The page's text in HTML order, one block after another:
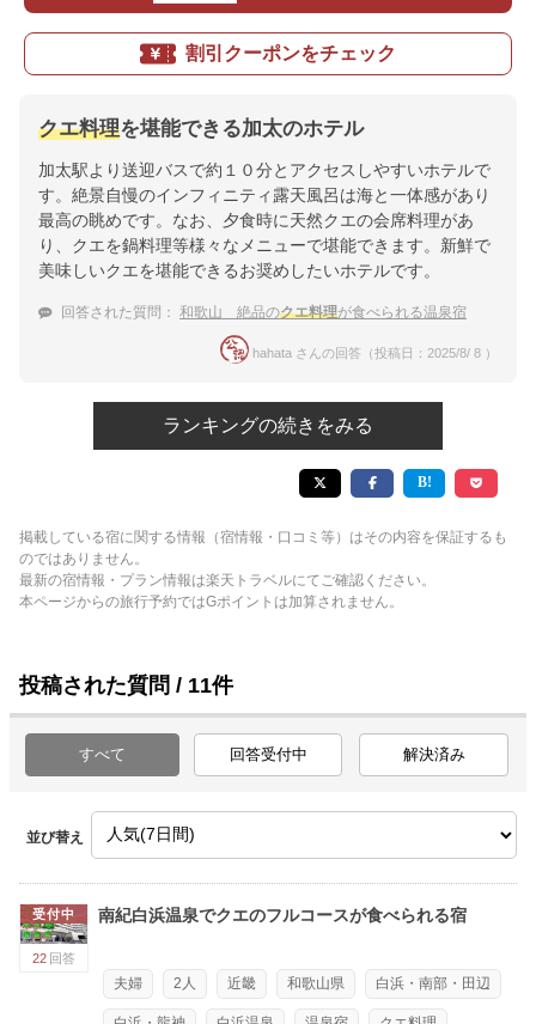
割引クーポンをチェック
クエ料理を堪能できる加太のホテル
加太駅より送迎バスで約１０分とアクセスしやすいホテルで
す。絶景自慢のインフィニティ露天風呂は海と一体感があり
最高の眺めです。なお、夕食時に天然クエの会席料理があ
り、クエを鍋料理等様々なメニューで堪能できます。新鮮で
美味しいクエを堪能できるお奨めしたいホテルです。
回答された質問： 和歌山 絶品のクエ料理が食べられる温泉宿
hahata さんの回答（投稿日：2025/8/ 8 ）
ランキングの続きをみる
掲載している宿に関する情報（宿情報・口コミ等）はその内容を保証するも
のではありません。
最新の宿情報・プラン情報は楽天トラベルにてご確認ください。
本ページからの旅行予約ではGポイントは加算されません。
投稿された質問 / 11件
すべて 回答受付中 解決済み
並び替え
受付中
22 回答
南紀白浜温泉でクエのフルコースが食べられる宿
夫婦 2人 近畿 和歌山県 白浜・南部・田辺